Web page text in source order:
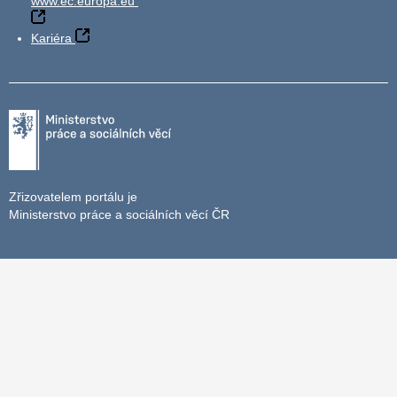
Kariéra
Zřizovatelem portálu je
Ministerstvo práce a sociálních věcí ČR